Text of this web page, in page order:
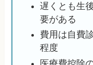
遅くとも生
要がある
費用は自費
程度